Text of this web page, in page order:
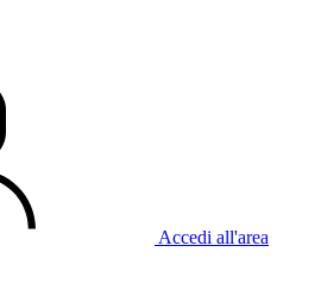
Accedi all'area